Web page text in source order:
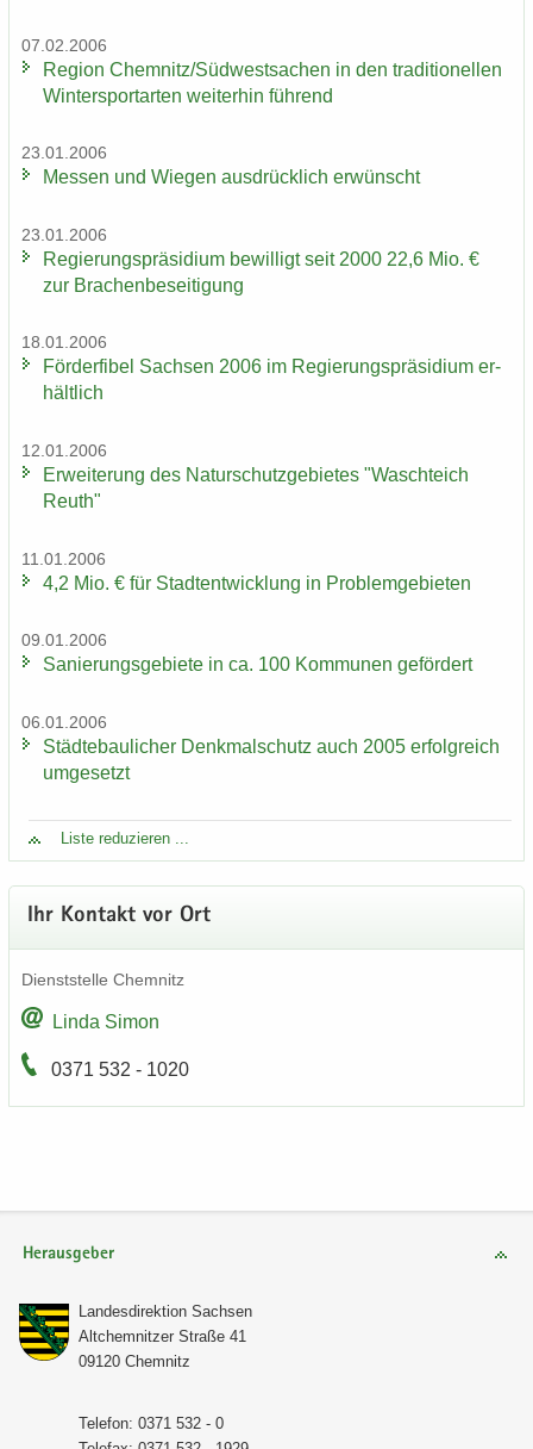
07.02.2006
Re­gi­on Chem­nitz/Süd­west­sa­chen in den tra­di­tio­nel­len
Win­ter­sport­ar­ten wei­ter­hin füh­rend
23.01.2006
Mes­sen und Wie­gen aus­drück­lich er­wünscht
23.01.2006
Re­gie­rungs­prä­si­di­um be­wil­ligt seit 2000 22,6 Mio. €
zur Bra­chen­be­sei­ti­gung
18.01.2006
För­der­fi­bel Sach­sen 2006 im Re­gie­rungs­prä­si­di­um er­
hält­lich
12.01.2006
Er­wei­te­rung des Na­tur­schutz­ge­bie­tes "Wasch­teich
Reuth"
11.01.2006
4,2 Mio. € für Stadt­ent­wick­lung in Pro­blem­ge­bie­ten
09.01.2006
Sa­nie­rungs­ge­bie­te in ca. 100 Kom­mu­nen ge­för­dert
06.01.2006
Städ­te­bau­li­cher Denk­mal­schutz auch 2005 er­folg­reich
um­ge­setzt
Liste re­du­zie­ren ...
Ihr Kon­takt vor Ort
Dienst­stel­le Chem­nitz
Linda Simon
0371 532 - 1020
Herausgeber
Lan­des­di­rek­ti­on Sach­sen
Alt­chem­nit­zer Stra­ße 41
09120 Chem­nitz
Te­le­fon: 0371 532 - 0